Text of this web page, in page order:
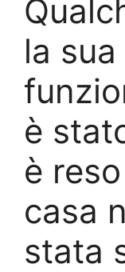
la
è
è
casa
stata